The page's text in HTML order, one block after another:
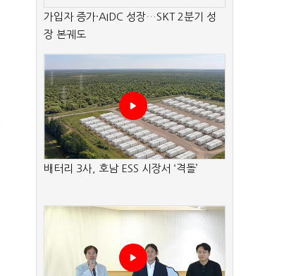
가입자 증가·AIDC 성장…SKT 2분기 성
장 본궤도
배터리 3사, 호남 ESS 시장서 ‘격돌’